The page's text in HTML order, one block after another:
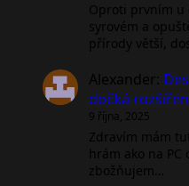
Oproti prvním u
syrovém a
přírody větší,
Alexander:
dočká
9 října, 2025
Zdravím mám
hrám ako na
zbožňujem…